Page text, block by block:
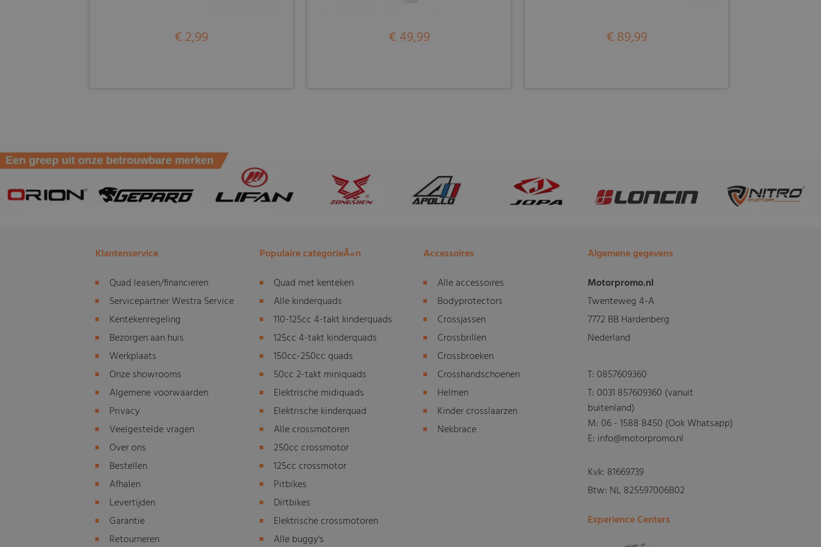
€ 2,99 € 49,99 € 89,99
Klantenservice
Quad leasen/financieren
Servicepartner Westra Service
Kentekenregeling
Bezorgen aan huis
Werkplaats
Onze showrooms
Algemene voorwaarden
Privacy
Veelgestelde vragen
Over ons
Bestellen
Afhalen
Levertijden
Garantie
Retourneren
Populaire categorieÃ«n
Quad met kenteken
Alle kinderquads
110-125cc 4-takt kinderquads
125cc 4-takt kinderquads
150cc-250cc quads
50cc 2-takt miniquads
Elektrische midiquads
Elektrische kinderquad
Alle crossmotoren
250cc crossmotor
125cc crossmotor
Pitbikes
Dirtbikes
Elektrische crossmotoren
Alle buggy's
Accessoires
Alle accessoires
Bodyprotectors
Crossjassen
Crossbrillen
Crossbroeken
Crosshandschoenen
Helmen
Kinder crosslaarzen
Nekbrace
Algemene gegevens
Motorpromo.nl
Twenteweg 4-A
7772 BB Hardenberg
Nederland
T:0857609360
T:0031 857609360 (vanuit
buitenland)
M:06 - 1588 8450 (Ook Whatsapp)
E: info@motorpromo.nl
Kvk: 81669739
Btw: NL 825597006B02
Experience Centers